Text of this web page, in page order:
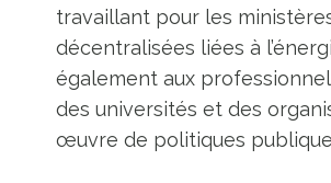
travaillant pour les
décentralisées liées à
également aux
des universités et des
œuvre de politiques